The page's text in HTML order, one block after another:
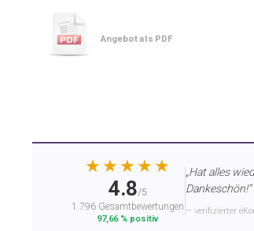
Angebot als PDF
★★★★★
4.8/5
1.796 Gesamtbewertungen
97,66 % positiv
„Hat alles
Dankeschön!“
— verifizierter